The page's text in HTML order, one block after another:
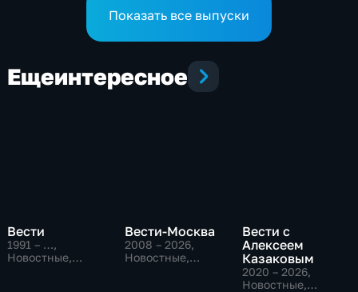
пропавшего грибника
Показать все выпуски
Ещеинтересное
Вести
1991 – …,
Новостные,
Вести-Москва
2008 – 2026,
Новостные,
Вести с
Алексеем
Казаковым
2020 – 2026,
Новостные,